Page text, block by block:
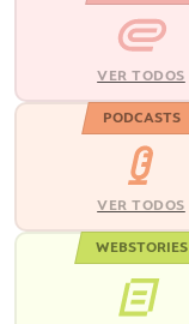
VER TODOS
PODCASTS
VER TODOS
WEBSTORIES